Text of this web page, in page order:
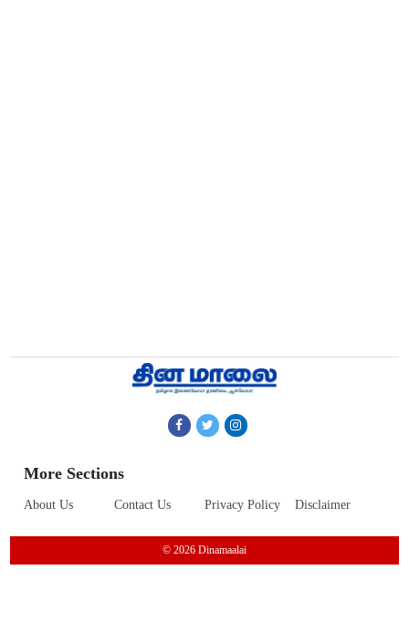
More Sections
About Us Contact Us Privacy Policy Disclaimer
© 2026 Dinamaalai